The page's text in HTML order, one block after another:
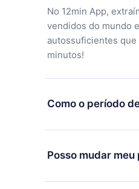
No 12min App,
vendidos do mundo
autossuficientes que
minutos!
Como o período
Você pode baixar
motivo não ficar
equipe de suporte
Posso mudar
Sim, mas a